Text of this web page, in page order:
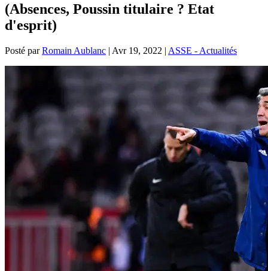
(Absences, Poussin titulaire ? Etat
d'esprit)
Posté parRomain Aublanc | Avr 19, 2022 | ASSE - Actualités